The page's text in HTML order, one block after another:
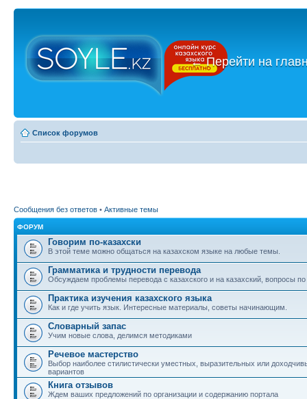
←Перейти на
Список форумов
Сообщения без ответов • Активные темы
ФОРУМ
Говорим по-казахски
В этой теме можно общаться на казахском языке на любые темы.
Грамматика и трудности перевода
Обсуждаем проблемы перевода с казахского и на казахский, вопросы
Практика изучения казахского языка
Как и где учить язык. Интересные материалы, советы начинающим.
Словарный запас
Учим новые слова, делимся методиками
Речевое мастерство
Выбор наиболее стилистически уместных, выразительных или
вариантов
Книга отзывов
Ждем ваших предложений по организации и содержанию портала